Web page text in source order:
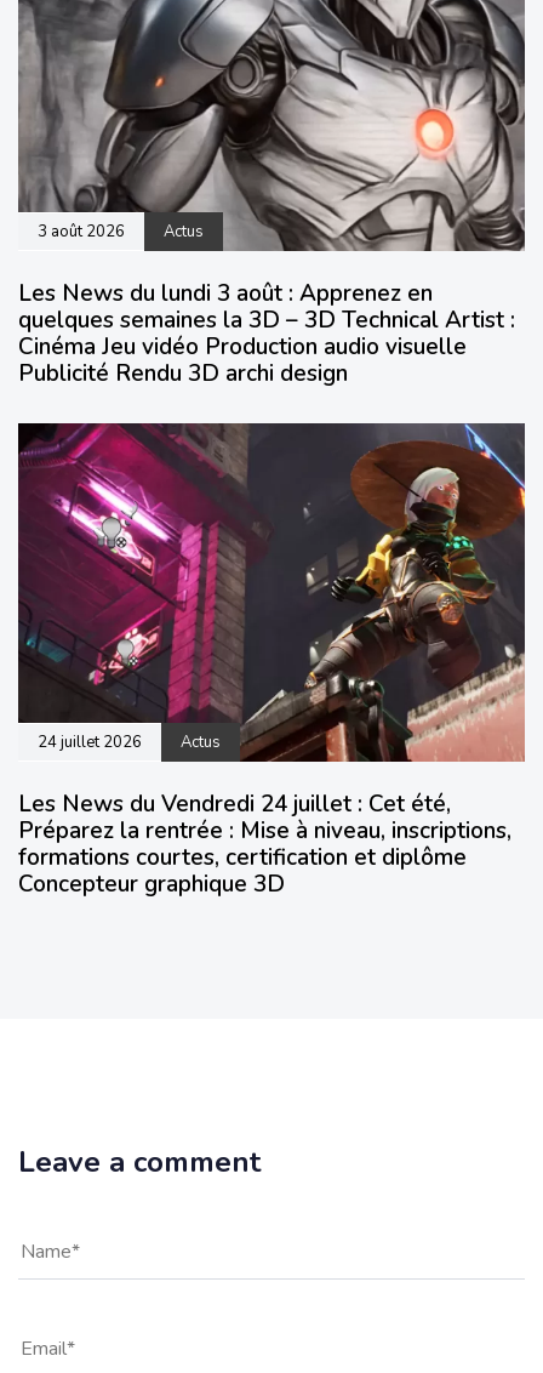
3 août 2026 Actus
Les News du lundi 3 août : Apprenez en
quelques semaines la 3D – 3D Technical Artist :
Cinéma Jeu vidéo Production audio visuelle
Publicité Rendu 3D archi design
24 juillet 2026 Actus
Les News du Vendredi 24 juillet : Cet été,
Préparez la rentrée : Mise à niveau, inscriptions,
formations courtes, certification et diplôme
Concepteur graphique 3D
Leave a comment